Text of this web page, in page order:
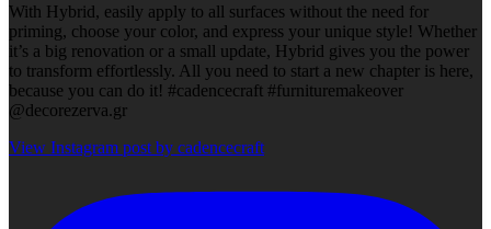
With Hybrid, easily apply to all surfaces without the need for
priming, choose your color, and express your unique style! Whether
it’s a big renovation or a small update, Hybrid gives you the power
to transform effortlessly. All you need to start a new chapter is here,
because you can do it! #cadencecraft #furnituremakeover
@decorezerva.gr
View Instagram post by cadencecraft